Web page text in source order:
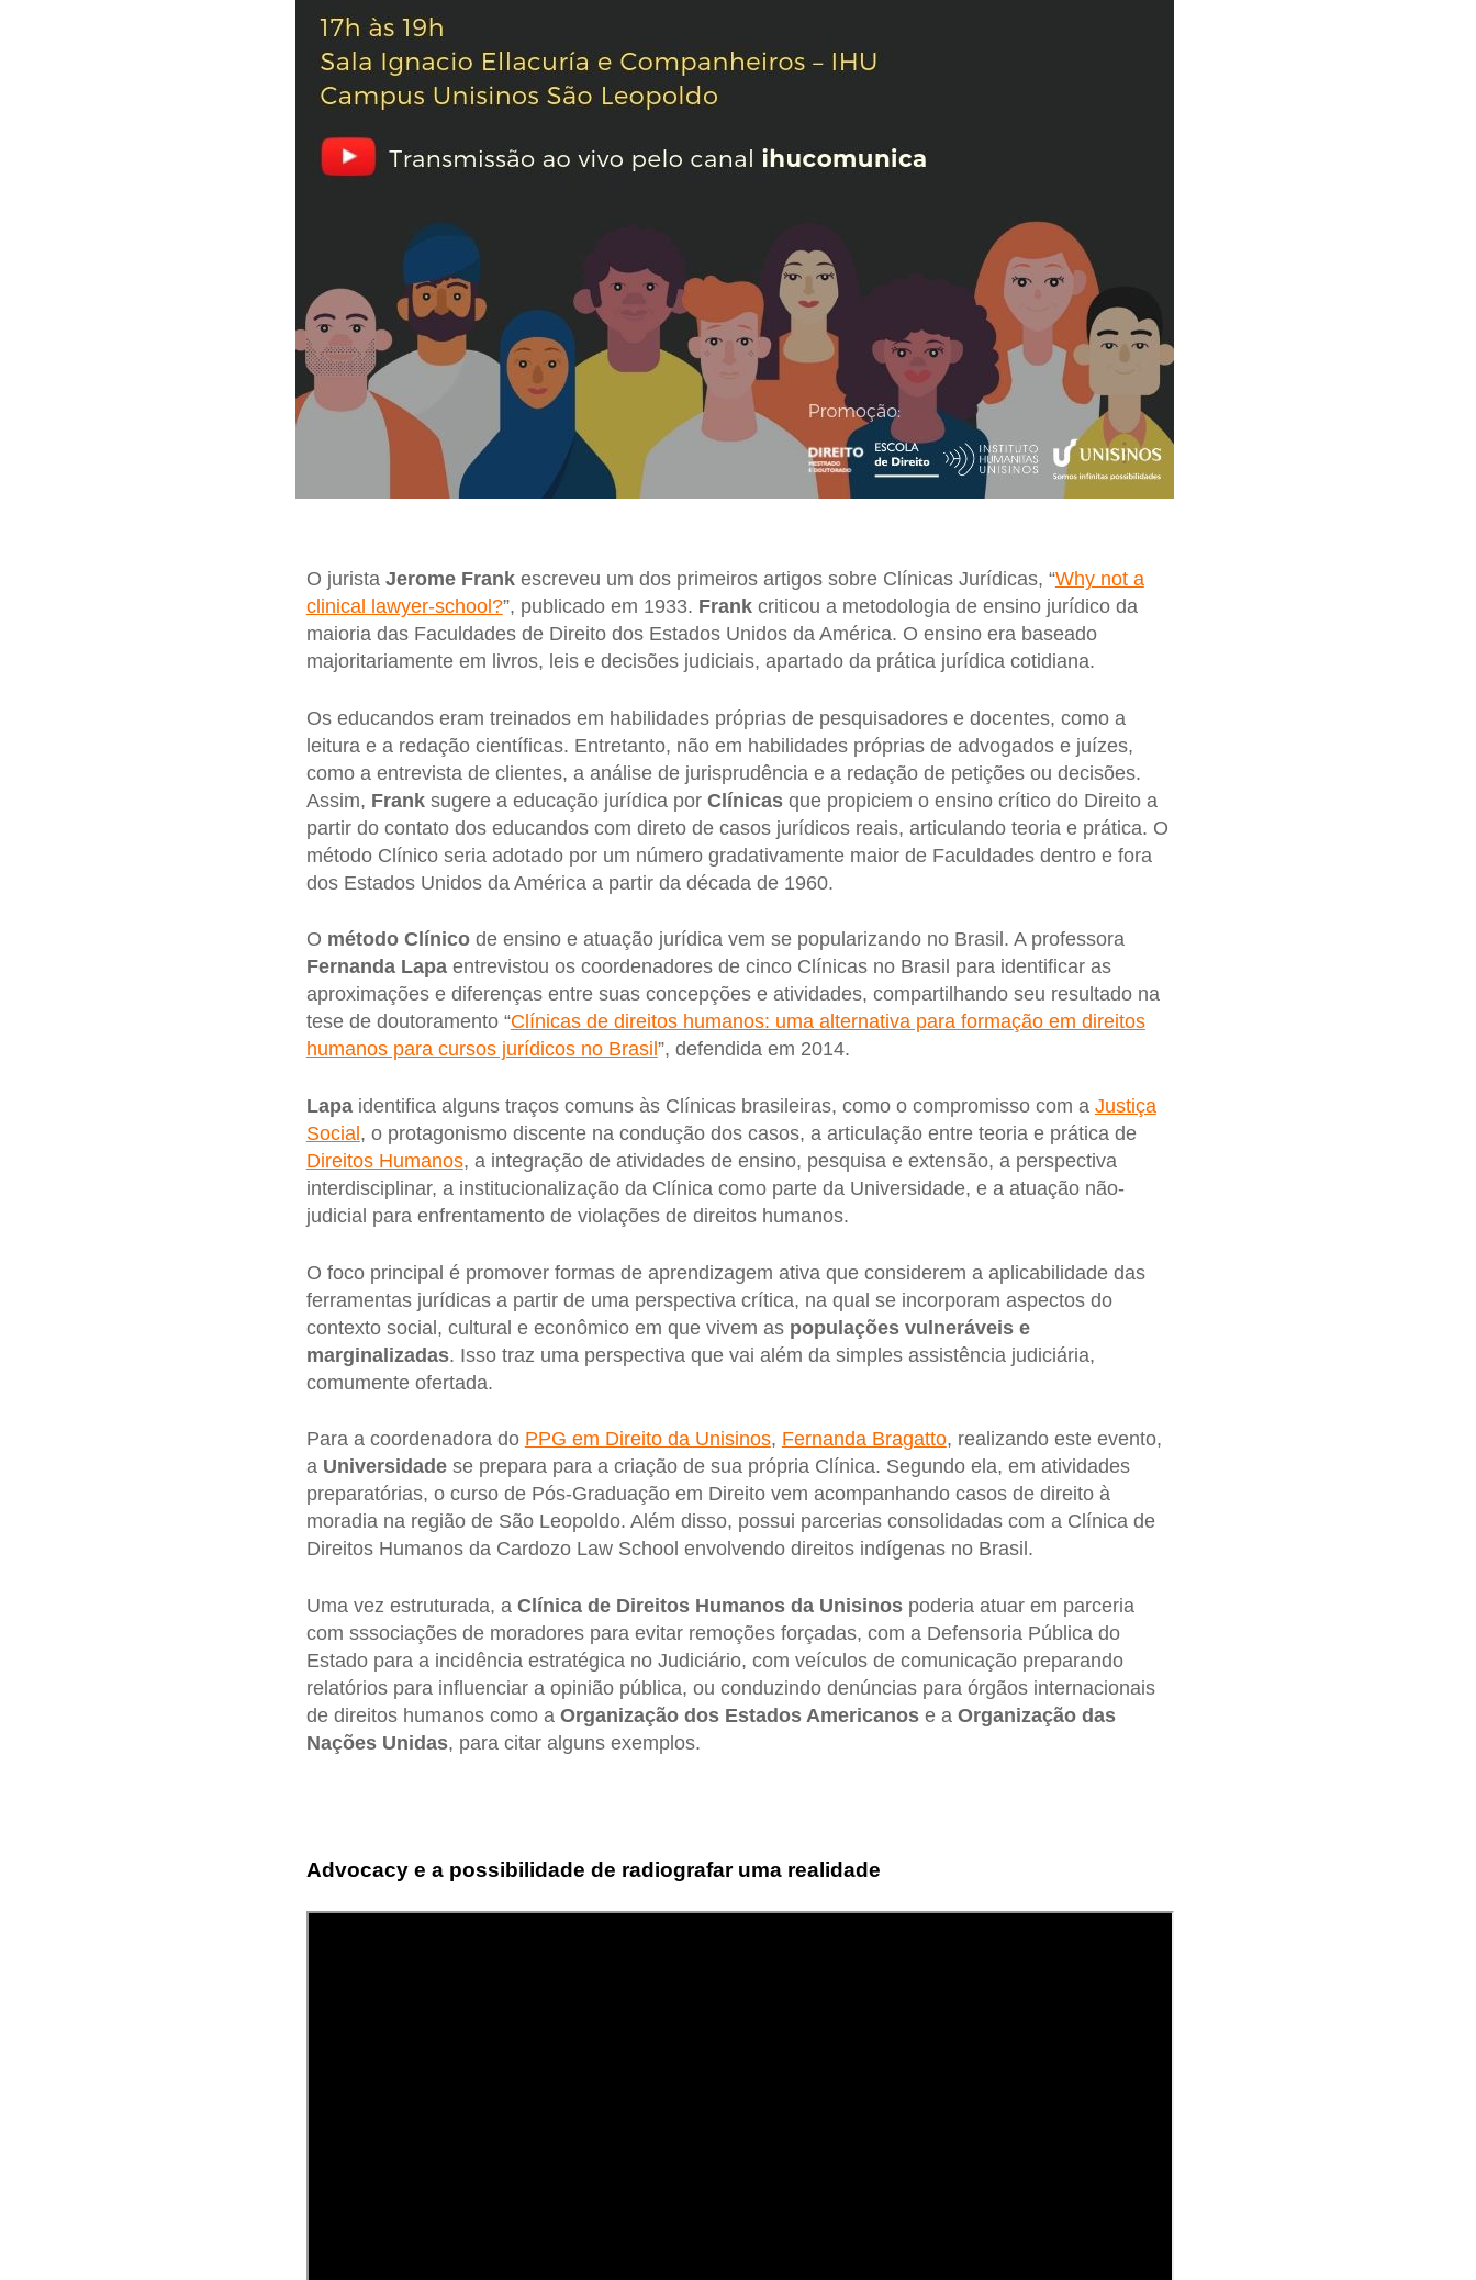
O jurista Jerome Frankescreveu um dos primeiros artigos sobre Clínicas Jurídicas, “Why not a
clinical lawyer-school?”, publicado em 1933. Frankcriticou a metodologia de ensino jurídico da
maioria das Faculdades de Direito dos Estados Unidos da América. O ensino era baseado
majoritariamente em livros, leis e decisões judiciais, apartado da prática jurídica cotidiana.
Os educandos eram treinados em habilidades próprias de pesquisadores e docentes, como a
leitura e a redação científicas. Entretanto, não em habilidades próprias de advogados e juízes,
como a entrevista de clientes, a análise de jurisprudência e a redação de petições ou decisões.
Assim, Franksugere a educação jurídica por Clínicasque propiciem o ensino crítico do Direito a
partir do contato dos educandos com direto de casos jurídicos reais, articulando teoria e prática. O
método Clínico seria adotado por um número gradativamente maior de Faculdades dentro e fora
dos Estados Unidos da América a partir da década de 1960.
O método Clínicode ensino e atuação jurídica vem se popularizando no Brasil. A professora
Fernanda Lapaentrevistou os coordenadores de cinco Clínicas no Brasil para identificar as
aproximações e diferenças entre suas concepções e atividades, compartilhando seu resultado na
tese de doutoramento “Clínicas de direitos humanos: uma alternativa para formação em direitos
humanos para cursos jurídicos no Brasil ”, defendida em 2014.
Lapaidentifica alguns traços comuns às Clínicas brasileiras, como o compromisso com a Justiça
Social , o protagonismo discente na condução dos casos, a articulação entre teoria e prática de
Direitos Humanos, a integração de atividades de ensino, pesquisa e extensão, a perspectiva
interdisciplinar, a institucionalização da Clínica como parte da Universidade, e a atuação não-
judicial para enfrentamento de violações de direitos humanos.
O foco principal é promover formas de aprendizagem ativa que considerem a aplicabilidade das
ferramentas jurídicas a partir de uma perspectiva crítica, na qual se incorporam aspectos do
contexto social, cultural e econômico em que vivem as populações vulneráveis e
marginalizadas. Isso traz uma perspectiva que vai além da simples assistência judiciária,
comumente ofertada.
Para a coordenadora do PPG em Direito da Unisinos, Fernanda Bragatto, realizando este evento,
a Universidadese prepara para a criação de sua própria Clínica. Segundo ela, em atividades
preparatórias, o curso de Pós-Graduação em Direito vem acompanhando casos de direito à
moradia na região de São Leopoldo. Além disso, possui parcerias consolidadas com a Clínica de
Direitos Humanos da Cardozo Law School envolvendo direitos indígenas no Brasil.
Uma vez estruturada, a Clínica de Direitos Humanos da Unisinospoderia atuar em parceria
com sssociações de moradores para evitar remoções forçadas, com a Defensoria Pública do
Estado para a incidência estratégica no Judiciário, com veículos de comunicação preparando
relatórios para influenciar a opinião pública, ou conduzindo denúncias para órgãos internacionais
de direitos humanos como a Organização dos Estados Americanose a Organização das
Nações Unidas, para citar alguns exemplos.
Advocacy e a possibilidade de radiografar uma realidade